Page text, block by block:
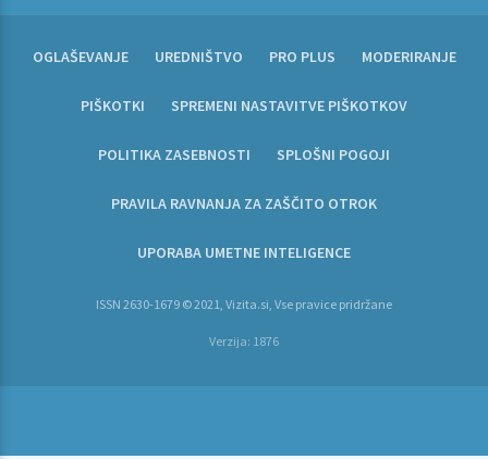
OGLAŠEVANJE UREDNIŠTVO PRO PLUS MODERIRANJE
PIŠKOTKI SPREMENI NASTAVITVE PIŠKOTKOV
POLITIKA ZASEBNOSTI SPLOŠNI POGOJI
PRAVILA RAVNANJA ZA ZAŠČITO OTROK
UPORABA UMETNE INTELIGENCE
ISSN 2630-1679 © 2021, Vizita.si, Vse pravice pridržane
Verzija: 1876